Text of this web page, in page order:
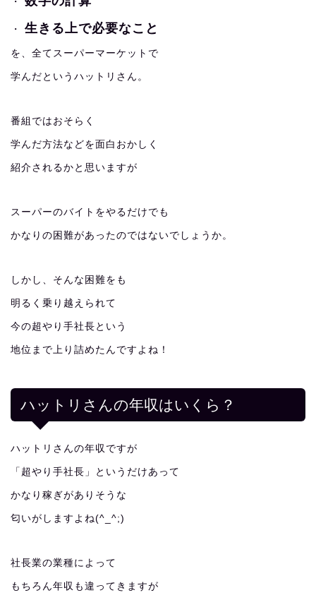
・ 生きる上で必要なこと
を、全てスーパーマーケットで
学んだというハットリさん。
番組ではおそらく
学んだ方法などを面白おかしく
紹介されるかと思いますが
スーパーのバイトをやるだけでも
かなりの困難があったのではないでしょうか。
しかし、そんな困難をも
明るく乗り越えられて
今の超やり手社長という
地位まで上り詰めたんですよね！
ハットリさんの年収はいくら？
ハットリさんの年収ですが
「超やり手社長」というだけあって
かなり稼ぎがありそうな
匂いがしますよね(^_^;)
社長業の業種によって
もちろん年収も違ってきますが